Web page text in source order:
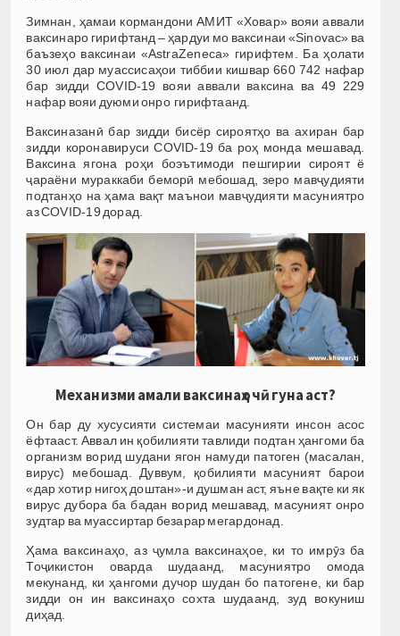
Зимнан, ҳамаи кормандони АМИТ «Ховар» вояи аввали
ваксинаро гирифтанд – ҳардуи мо ваксинаи «Sinovac» ва
баъзеҳо ваксинаи «AstraZeneca» гирифтем. Ба ҳолати
30 июл дар муассисаҳои тиббии кишвар 660 742 нафар
бар зидди COVID-19 вояи аввали ваксина ва 49 229
нафар вояи дуюми онро гирифтаанд.
Ваксиназанӣ бар зидди бисёр сироятҳо ва ахиран бар
зидди коронавируси COVID-19 ба роҳ монда мешавад.
Ваксина ягона роҳи боэътимоди пешгирии сироят ё
ҷараёни мураккаби беморӣ мебошад, зеро мавҷудияти
подтанҳо на ҳама вақт маънои мавҷудияти масуниятро
аз COVID-19 дорад.
Механизми амали ваксинаҳо чӣ гуна аст?
Он бар ду хусусияти системаи масунияти инсон асос
ёфтааст. Аввал ин қобилияти тавлиди подтан ҳангоми ба
организм ворид шудани ягон намуди патоген (масалан,
вирус) мебошад. Дуввум, қобилияти масуният барои
«дар хотир нигоҳ доштан»-и душман аст, яъне вақте ки як
вирус дубора ба бадан ворид мешавад, масуният онро
зудтар ва муассиртар безарар мегардонад.
Ҳама ваксинаҳо, аз ҷумла ваксинаҳое, ки то имрӯз ба
Тоҷикистон оварда шудаанд, масуниятро омода
мекунанд, ки ҳангоми дучор шудан бо патогене, ки бар
зидди он ин ваксинаҳо сохта шудаанд, зуд вокуниш
диҳад.